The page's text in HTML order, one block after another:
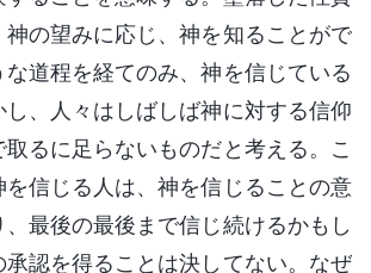
の望みに応じ、神を知ることがで
な道程を経てのみ、神を信じている
し、人々はしばしば神に対する信仰
るに足らないものだと考える。こ
信じる人は、神を信じることの意
最後の最後まで信じ続けるかもし
認を得ることは決してない。なぜ